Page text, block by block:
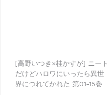
Post
navigation
[高野いつき×桂かすが] ニート
だけどハロワにいったら異世
界につれてかれた 第01-15巻